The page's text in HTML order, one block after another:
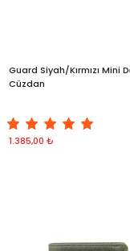
Guard Siyah/Kırmızı Mini
Cüzdan
1.385,00 ₺